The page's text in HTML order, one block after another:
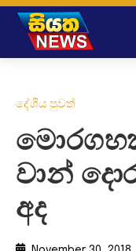
දේශීය පුවත්
වාන්
අද